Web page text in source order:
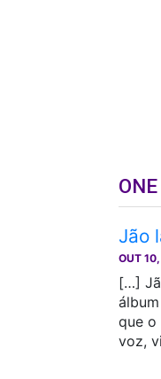
Jão
OUT
[…]
que o
voz,